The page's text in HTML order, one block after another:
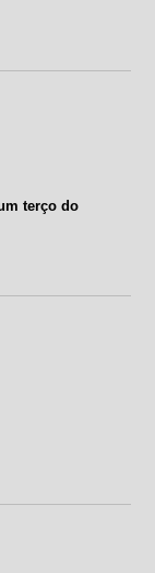
terço do